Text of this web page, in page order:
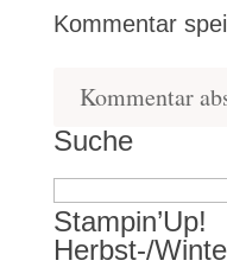
Kommentar
Suche
Suchen
nach:
Stampin’Up!
Herbst-/